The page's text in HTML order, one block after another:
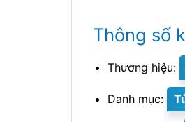
Thông số
Thương hiệu:
Danh mục: